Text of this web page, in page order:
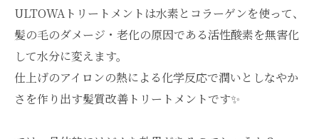
ULTOWAトリートメントは水素とコラーゲンを使って、
髪の毛のダメージ・老化の原因である活性酸素を無害化
して水分に変えます。
仕上げのアイロンの熱による化学反応で潤いとしなやか
さを作り出す髪質改善トリートメントです✨